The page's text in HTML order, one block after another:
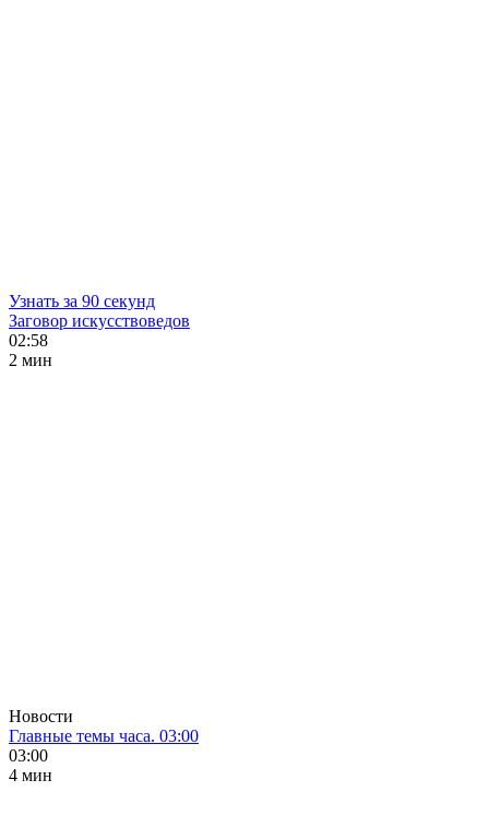
Узнать за 90 секунд
Заговор искусствоведов
02:58
2 мин
Новости
Главные темы часа. 03:00
03:00
4 мин